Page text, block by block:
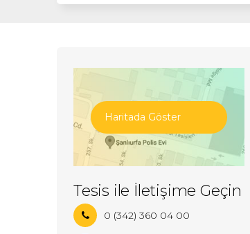
Haritada Göster
Tesis ile İletişime Geçin
0 (342) 360 04 00